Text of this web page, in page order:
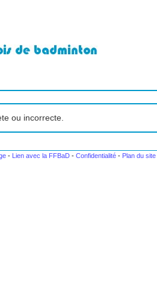
ou incorrecte.
- Lien avec la FFBaD -Confidentialité - Plan du site